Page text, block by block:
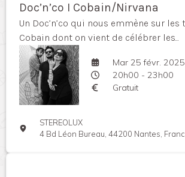
Doc’n’co I Cobain/Nirvana
Un Doc’n’co qui nous emmène sur
Cobain dont on vient de célébrer les...
Mar 25 févr. 2025
20h00 - 23h00
Gratuit
STEREOLUX
4 Bd Léon Bureau, 44200 Nantes,